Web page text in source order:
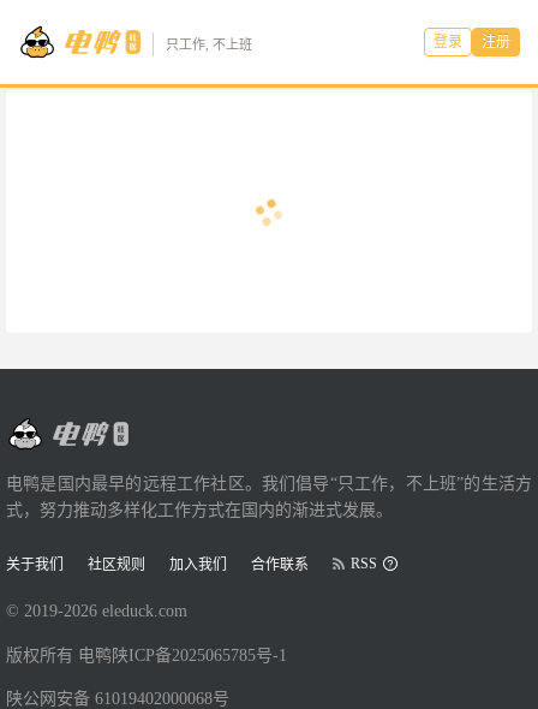
只工作, 不上班 登录 注册
电鸭是国内最早的远程工作社区。我们倡导“只工作，不上班”的生活方
式，努力推动多样化工作方式在国内的渐进式发展。
关于我们 社区规则 加入我们 合作联系 RSS
© 2019-2026 eleduck.com
版权所有 电鸭 陕ICP备2025065785号-1
陕公网安备 61019402000068号